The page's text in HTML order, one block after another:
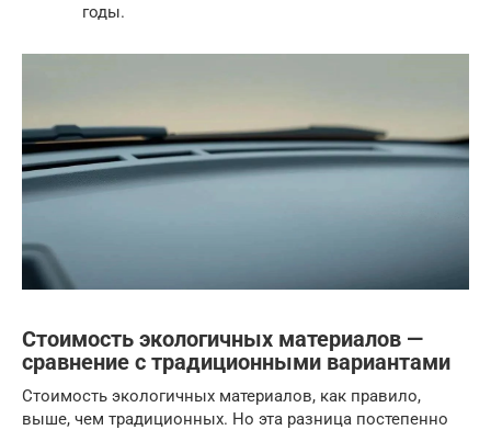
годы.
Стоимость экологичных материалов —
сравнение с традиционными вариантами
Стоимость экологичных материалов, как правило,
выше, чем традиционных. Но эта разница постепенно